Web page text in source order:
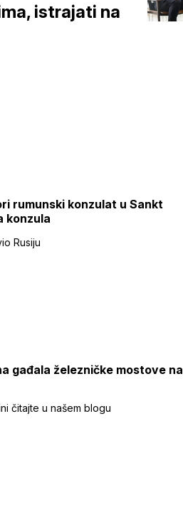
istrajati na
rumunski konzulat u Sankt
konzula
Rusiju
gađala železničke mostove na
čitajte u našem blogu